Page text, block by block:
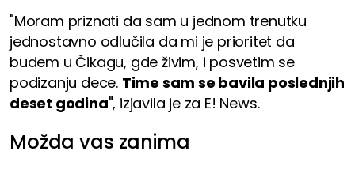
"Moram priznati da sam u jednom trenutku
jednostavno odlučila da mi je prioritet da
budem u Čikagu, gde živim, i posvetim se
podizanju dece. Time sam se bavila poslednjih
deset godina", izjavila je za E! News.
Možda vas zanima